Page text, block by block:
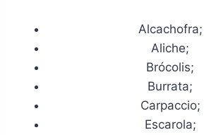
Alcachofra;
Aliche;
Brócolis;
Burrata;
Carpaccio;
Escarola;